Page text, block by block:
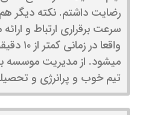
رضایت داشتم. نکته دیگر
سرعت برقراری ارتباط و
واقعا در
میشود. از مدیریت موسسه
تیم خوب و پرانرژی و